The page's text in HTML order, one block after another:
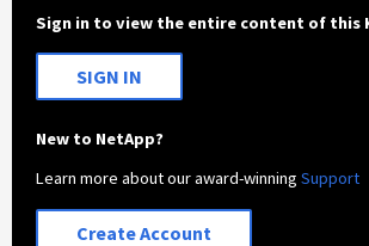
Sign in to view the entire content of this
SIGN IN
New to NetApp?
Learn more about our award-winningSupport
Create Account